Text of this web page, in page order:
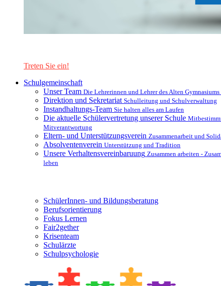
Treten Sie ein!
Schulgemeinschaft
Unser Team Die Lehrerinnen und Lehrer des Alten
Direktion und Sekretariat Schulleitung und Schulverwaltung
Instandhaltungs-Team Sie halten alles am Laufen
Die aktuelle Schülervertretung unserer Schule
Mitverantwortung
Eltern- und Unterstützungsverein Zusammenarbeit und
Absolventenverein Unterstützung und Tradition
Unsere Verhaltensvereinbaruung Zusammen arbeiten -
leben
SchülerInnen- und Bildungsberatung
Berufsorientierung
Fokus Lernen
Fair2gether
Krisenteam
Schulärzte
Schulpsychologie